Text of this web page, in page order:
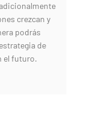
crezcan y
podrás
de
el futuro.